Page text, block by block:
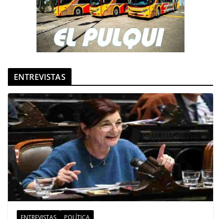
ENTREVISTAS
ENTREVISTAS POLÍTICA